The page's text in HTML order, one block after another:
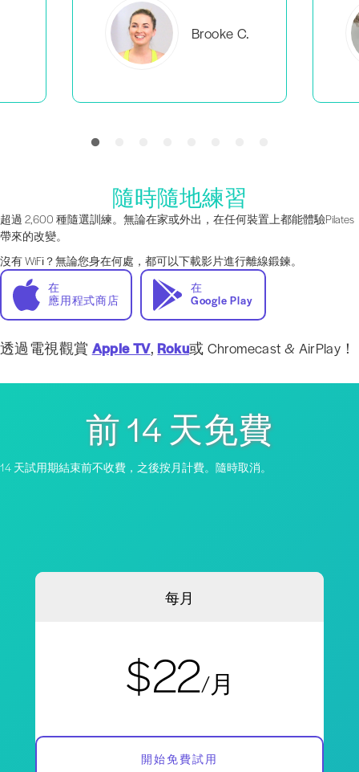
Everlea B.
隨時隨地練習
超過 2,600 種隨選訓練。無論在家或外出，在任何裝置上都能體驗Pilates
帶來的改變。
沒有 WiFi？無論您身在何處，都可以下載影片進行離線鍛鍊。
在
應用程式商店
在
Google Play
透過電視觀賞 Apple TV, Roku或 Chromecast & AirPlay！
前 14 天免費
14 天試用期結束前不收費，之後按月計費。隨時取消。
每月
$22/月
開始免費試用